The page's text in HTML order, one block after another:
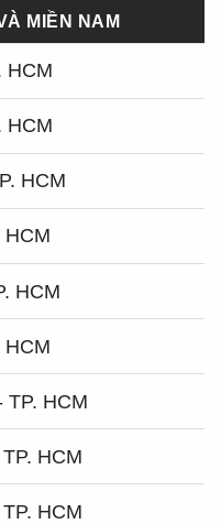
MIỀN NAM
HCM
HCM
HCM
HCM
HCM
HCM
TP. HCM
HCM
HCM